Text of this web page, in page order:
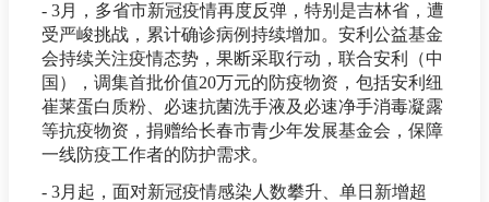
- 3月，多省市新冠疫情再度反弹，特别是吉林省，遭
受严峻挑战，累计确诊病例持续增加。安利公益基金
会持续关注疫情态势，果断采取行动，联合安利（中
国），调集首批价值20万元的防疫物资，包括安利纽
崔莱蛋白质粉、必速抗菌洗手液及必速净手消毒凝露
等抗疫物资，捐赠给长春市青少年发展基金会，保障
一线防疫工作者的防护需求。
- 3月起，面对新冠疫情感染人数攀升、单日新增超